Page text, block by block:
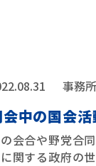
事務
会中の国会
会合や野党合
関する政府の